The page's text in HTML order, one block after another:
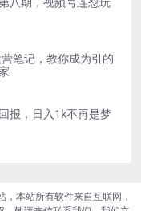
笔记，教你成为引的
报，日入1k不再是梦
，本站所有软件来自互联网，